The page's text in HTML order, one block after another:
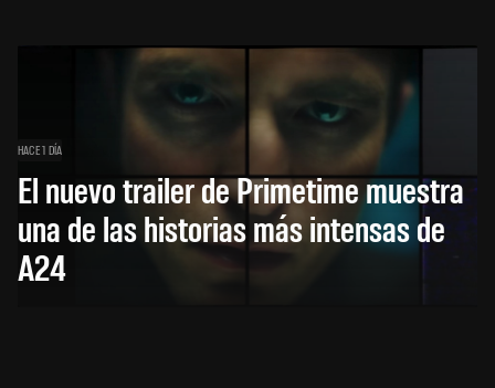
HACE 1 DÍA
El nuevo trailer de Primetime muestra
una de las historias más intensas de
A24